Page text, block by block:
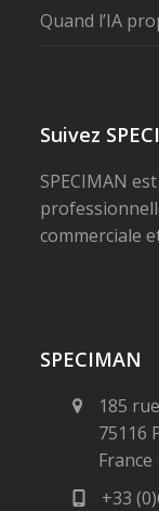
Quand l’IA
Suivez
SPECIMAN
commerciale
SPECIMAN
185
75116
France
+33